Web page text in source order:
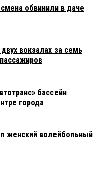
обвинили в даче
вокзалах за семь
бассейн
города
женский волейбольный